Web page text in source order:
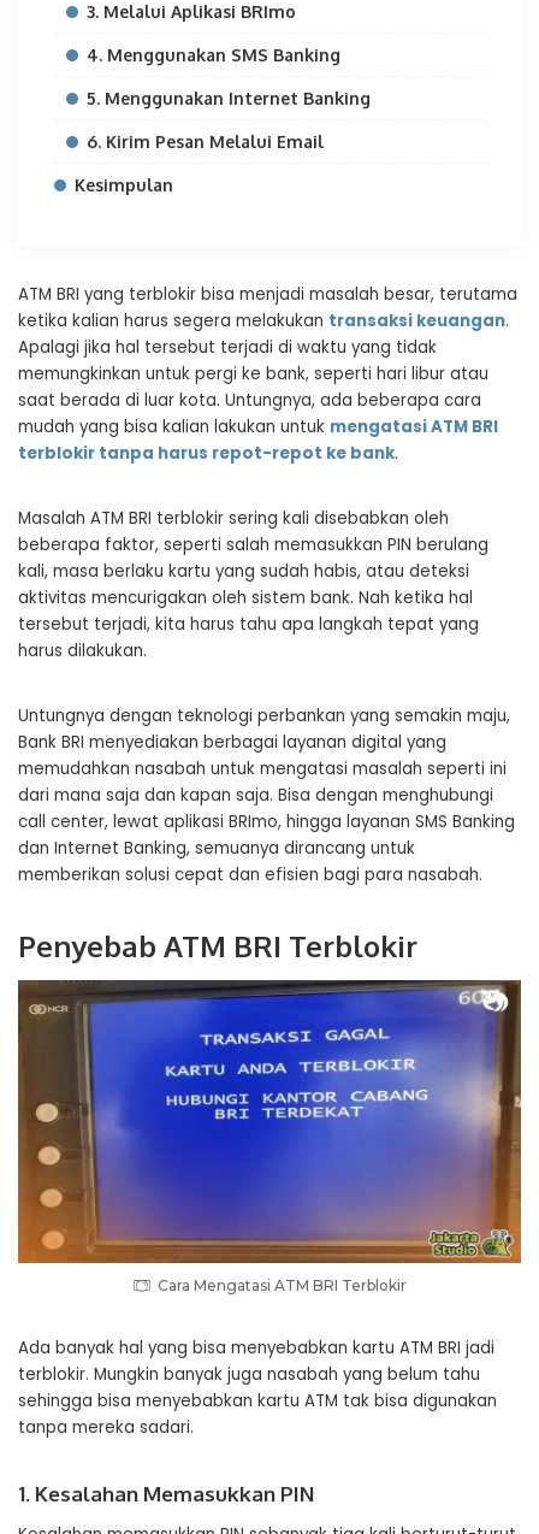
3. Melalui Aplikasi BRImo
4. Menggunakan SMS Banking
5. Menggunakan Internet Banking
6. Kirim Pesan Melalui Email
Kesimpulan
ATM BRI yang terblokir bisa menjadi masalah besar, terutama
ketika kalian harus segera melakukan transaksi keuangan.
Apalagi jika hal tersebut terjadi di waktu yang tidak
memungkinkan untuk pergi ke bank, seperti hari libur atau
saat berada di luar kota. Untungnya, ada beberapa cara
mudah yang bisa kalian lakukan untuk mengatasi ATM BRI
terblokir tanpa harus repot-repot ke bank.
Masalah ATM BRI terblokir sering kali disebabkan oleh
beberapa faktor, seperti salah memasukkan PIN berulang
kali, masa berlaku kartu yang sudah habis, atau deteksi
aktivitas mencurigakan oleh sistem bank. Nah ketika hal
tersebut terjadi, kita harus tahu apa langkah tepat yang
harus dilakukan.
Untungnya dengan teknologi perbankan yang semakin maju,
Bank BRI menyediakan berbagai layanan digital yang
memudahkan nasabah untuk mengatasi masalah seperti ini
dari mana saja dan kapan saja. Bisa dengan menghubungi
call center, lewat aplikasi BRImo, hingga layanan SMS Banking
dan Internet Banking, semuanya dirancang untuk
memberikan solusi cepat dan efisien bagi para nasabah.
Penyebab ATM BRI Terblokir
Cara Mengatasi ATM BRI Terblokir
Ada banyak hal yang bisa menyebabkan kartu ATM BRI jadi
terblokir. Mungkin banyak juga nasabah yang belum tahu
sehingga bisa menyebabkan kartu ATM tak bisa digunakan
tanpa mereka sadari.
1. Kesalahan Memasukkan PIN